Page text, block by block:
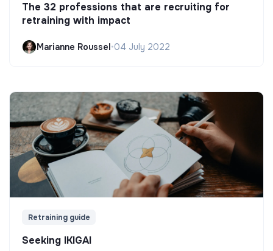
The 32 professions that are recruiting for
retraining with impact
Marianne Roussel•04 July 2022
Retraining guide
Seeking IKIGAI